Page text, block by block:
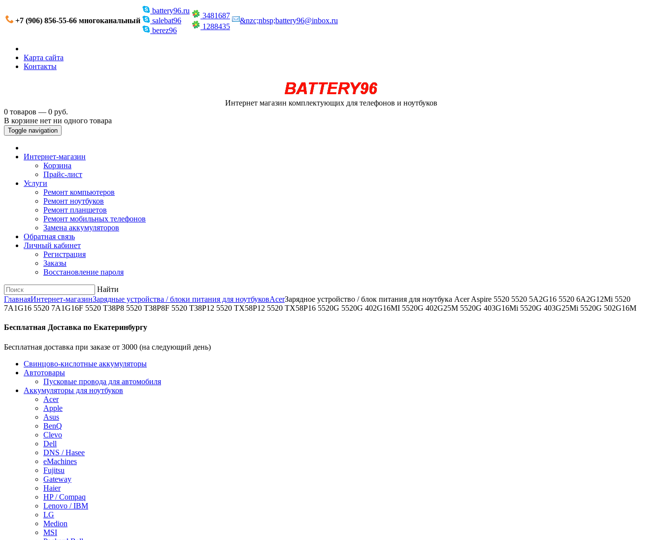
+7 (906) 856-55-66 многоканальный
battery96.ru
salebat96
berez96
3481687
1288435
&nzc;nbsp;battery96@inbox.ru
Карта сайта
Контакты
Интернет магазин комплектующих для телефонов и ноутбуков
0 товаров — 0 руб.
В корзине нет ни одного товара
Toggle navigation
Интернет-магазин
Корзина
Прайс-лист
Услуги
Ремонт компьютеров
Ремонт ноутбуков
Ремонт планшетов
Ремонт мобильных телефонов
Замена аккумуляторов
Обратная связь
Личный кабинет
Регистрация
Заказы
Восстановление пароля
Найти
ГлавнаяИнтернет-магазинЗарядные устройства / блоки питания для ноутбуковAcerЗарядное уcтройство / блок питания для ноутбука Acer Aspire 5520 5520 5A2G16 5520 6A2G12Mi 5520
7A1G16 5520 7A1G16F 5520 T38P8 5520 T38P8F 5520 T38P12 5520 TX58P12 5520 TX58P16 5520G 5520G 402G16MI 5520G 402G25M 5520G 403G16Mi 5520G 403G25Mi 5520G 502G16M
Бесплатная Доставка по Екатеринбургу
Бесплатная доставка при заказе от 3000 (на следующий день)
Cвинцово-кислотные аккумуляторы
Автотовары
Пусковые провода для автомобиля
Аккумуляторы для ноутбуков
Acer
Apple
Asus
BenQ
Clevo
Dell
DNS / Hasee
eMachines
Fujitsu
Gateway
Haier
HP / Compaq
Lenovo / IBM
LG
Medion
MSI